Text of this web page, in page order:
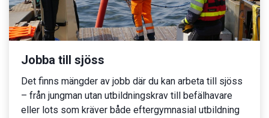
Jobba till sjöss
Det finns mängder av jobb där du kan arbeta till sjöss
– från jungman utan utbildningskrav till befälhavare
eller lots som kräver både eftergymnasial utbildning